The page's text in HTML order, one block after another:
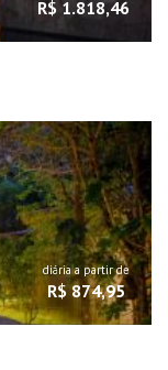
R$ 1.818,46
diária a partir de
R$ 874,95